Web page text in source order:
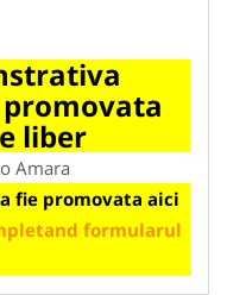
liber
Amara
fie promovata aici
formularul